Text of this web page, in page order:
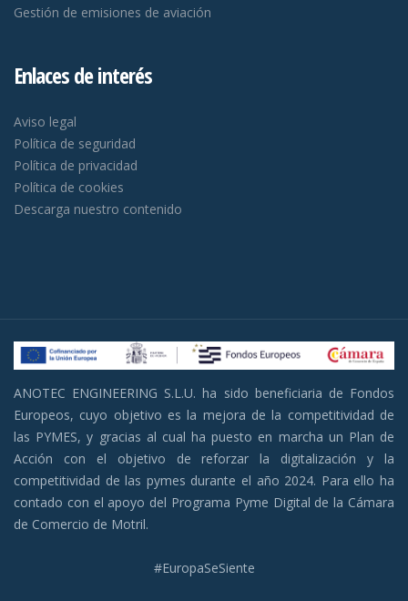
Gestión de emisiones de aviación
Enlaces de interés
Aviso legal
Política de seguridad
Política de privacidad
Política de cookies
Descarga nuestro contenido
ANOTEC ENGINEERING S.L.U. ha sido beneficiaria de Fondos
Europeos, cuyo objetivo es la mejora de la competitividad de
las PYMES, y gracias al cual ha puesto en marcha un Plan de
Acción con el objetivo de reforzar la digitalización y la
competitividad de las pymes durante el año 2024. Para ello ha
contado con el apoyo del Programa Pyme Digital de la Cámara
de Comercio de Motril.
#EuropaSeSiente